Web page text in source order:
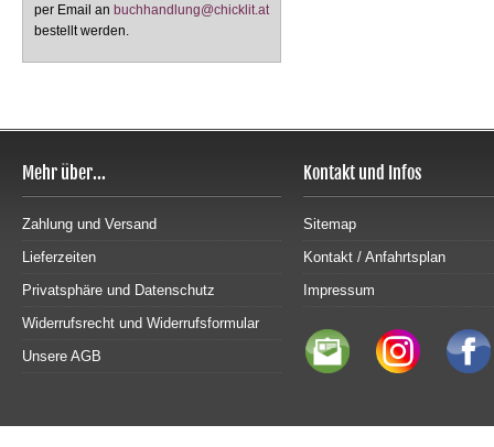
per Email an buchhandlung@chicklit.at
bestellt werden.
Mehr über...
Zahlung und Versand
Lieferzeiten
Privatsphäre und Datenschutz
Widerrufsrecht und Widerrufsformular
Unsere AGB
Kontakt und Infos
Sitemap
Kontakt / Anfahrtsplan
Impressum